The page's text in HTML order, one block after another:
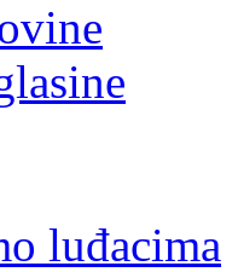
luđacima